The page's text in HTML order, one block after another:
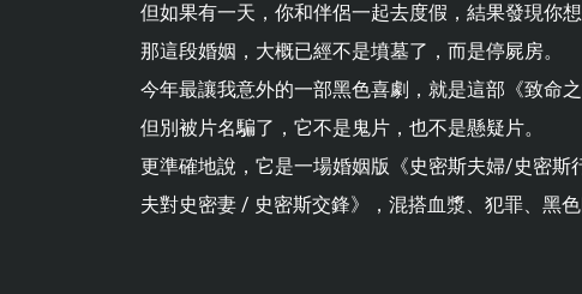
但如果有一天，你和伴侶一起去度假，結果發現你
那這段婚姻，大概已經不是墳墓了，而是停屍房。
今年最讓我意外的一部黑色喜劇，就是這部《致命之
但別被片名騙了，它不是鬼片，也不是懸疑片。
更準確地說，它是一場婚姻版《史密斯夫婦/史密
夫對史密妻 / 史密斯交鋒》，混搭血漿、犯罪、黑